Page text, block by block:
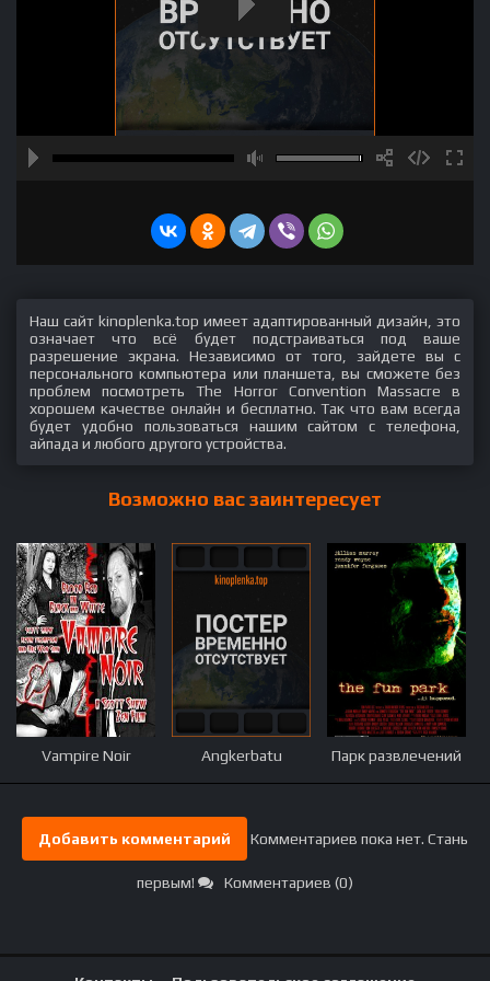
Наш сайт kinoplenka.top имеет адаптированный дизайн, это
означает что всё будет подстраиваться под ваше
разрешение экрана. Независимо от того, зайдете вы с
персонального компьютера или планшета, вы сможете без
проблем посмотреть The Horror Convention Massacre в
хорошем качестве онлайн и бесплатно. Так что вам всегда
будет удобно пользоваться нашим сайтом с телефона,
айпада и любого другого устройства.
Возможно вас заинтересует
Vampire Noir Angkerbatu Парк развлечений
Добавить комментарий Комментариев пока нет. Стань
первым! Комментариев (0)